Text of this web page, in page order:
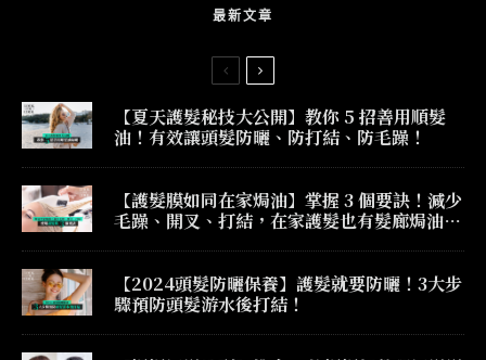
最新文章
【夏天護髮秘技大公開】教你 5 招善用順髮
油！有效讓頭髮防曬、防打結、防毛躁！
【護髮膜如同在家焗油】掌握 3 個要訣！減少
毛躁、開叉、打結，在家護髮也有髮廊焗油效
【2024頭髮防曬保養】護髮就要防曬！3大步
驟預防頭髮游水後打結！